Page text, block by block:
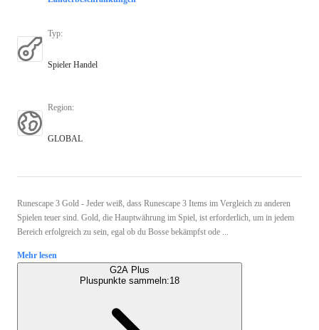
Typ:
Spieler Handel
Region:
GLOBAL
Runescape 3 Gold - Jeder weiß, dass Runescape 3 Items im Vergleich zu anderen
Spielen teuer sind. Gold, die Hauptwährung im Spiel, ist erforderlich, um in jedem
Bereich erfolgreich zu sein, egal ob du Bosse bekämpfst ode ...
Mehr lesen
G2A Plus
Pluspunkte sammeln:18